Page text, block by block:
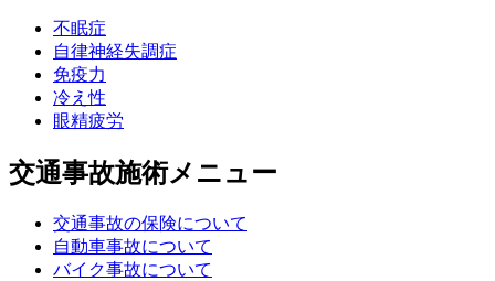
不眠症
自律神経失調症
免疫力
冷え性
眼精疲労
交通事故施術メニュー
交通事故の保険について
自動車事故について
バイク事故について